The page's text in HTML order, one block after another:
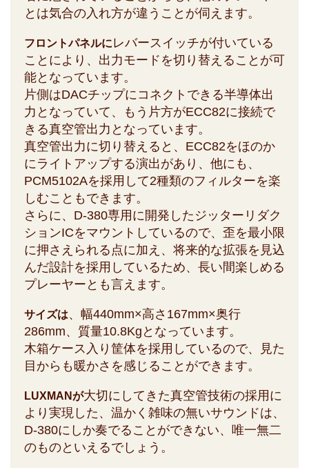
とは気合の入れ方が違うことが伺えます。
フロントパネルにレバースイッチが付いている
ことにより、出力モードを切り替えることが可
能となっています。
片側はDACチップにコネクトできる半導体出
力となっていて、もう片方がECC82に接続で
きる真空管出力となっています。
真空管出力に切り替えると、ECC82をほのか
にライトアップする演出があり、他にも、
PCM5102Aを採用して2種類のフィルターを楽
しむこともできます。
さらに、D-380専用に開発したジッターリダク
ションICをマウントしているので、歪を最小限
に押さえられる点に加え、将来的な拡張を見込
んだ設計を採用しているため、長い間楽しめる
プレーヤーとも言えます。
サイズは、幅440mm×高さ167mm×奥行
286mm、質量10.8Kgとなっています。
木箱ケース入り筐体を採用しているので、見た
目からも暖かさを感じることができます。
LUXMANが大切にしてきた真空管技術の採用に
より実現した、温かく雑味の無いサウンドは、
D-380にしか奏でることができない、唯一無二
のものといえるでしょう。